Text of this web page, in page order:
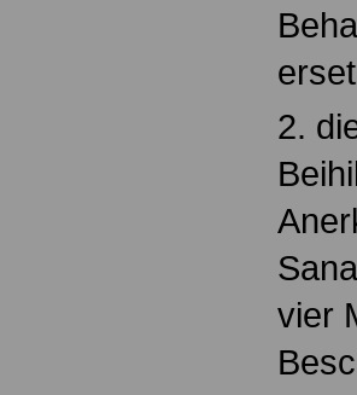
2.
vier